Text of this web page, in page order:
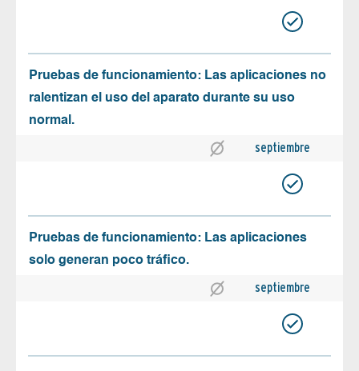
Pruebas de funcionamiento: Las aplicaciones no
ralentizan el uso del aparato durante su uso
normal.
septiembre
Pruebas de funcionamiento: Las aplicaciones
solo generan poco tráfico.
septiembre